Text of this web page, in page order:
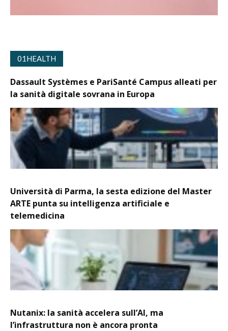
01HEALTH
Dassault Systèmes e PariSanté Campus alleati per
la sanità digitale sovrana in Europa
Università di Parma, la sesta edizione del Master
ARTE punta su intelligenza artificiale e
telemedicina
Nutanix: la sanità accelera sull’AI, ma
l’infrastruttura non è ancora pronta